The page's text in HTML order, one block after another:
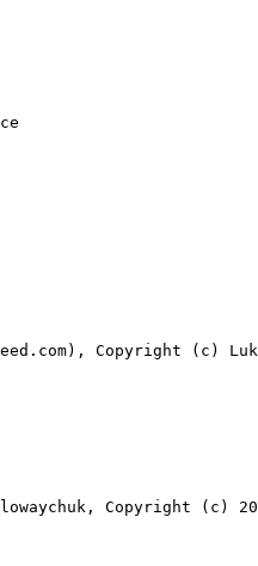
Copyright (c) Luke
Copyright (c)